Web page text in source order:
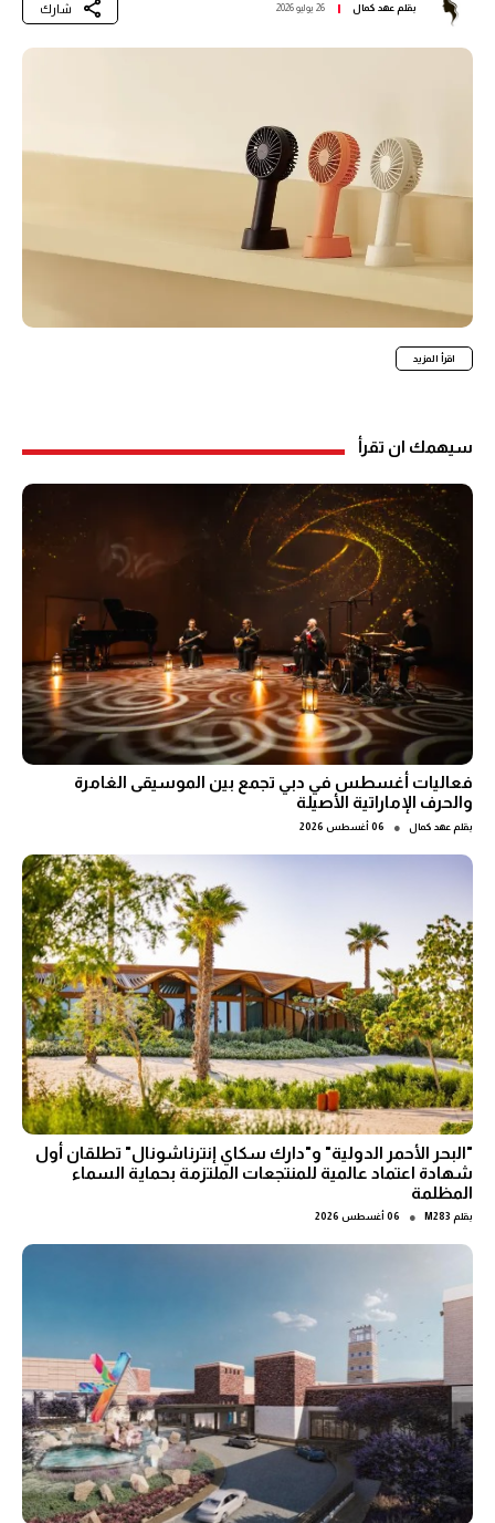
بقلمعهد كمال 26 يوليو 2026 شارك
اقرأ المزيد
سيهمك ان تقرأ
فعاليات أغسطس في دبي تجمع بين الموسيقى الغامرة
والحرف الإماراتية الأصيلة
بقلم عهد كمال ● 06 أغسطس 2026
"البحر الأحمر الدولية" و"دارك سكاي إنترناشونال" تطلقان أول
شهادة اعتماد عالمية للمنتجعات الملتزمة بحماية السماء
المظلمة
بقلم M283
● 06 أغسطس 2026